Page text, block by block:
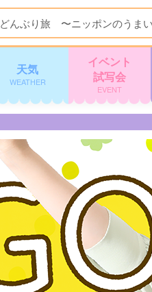
んぶり旅 〜ニッポンのうま
天気
WEATHER
イベント
試写会
EVENT